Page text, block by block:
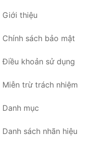
Giới thiệu
Chính sách bảo mật
Điều khoản sử dụng
Miễn trừ trách nhiệm
Danh mục
Danh sách nhãn hiệu